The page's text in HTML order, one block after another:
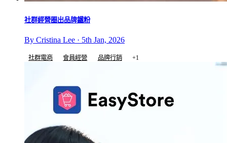
社群經營圈出品牌鐵粉
By Cristina Lee · 5th Jan, 2026
社群電商 會員經營 品牌行銷 +1